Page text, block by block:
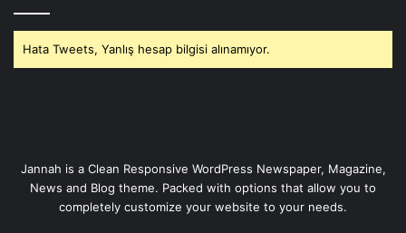
Hata Tweets, Yanlış hesap bilgisi alınamıyor.
Jannah is a Clean Responsive WordPress Newspaper, Magazine,
News and Blog theme. Packed with options that allow you to
completely customize your website to your needs.